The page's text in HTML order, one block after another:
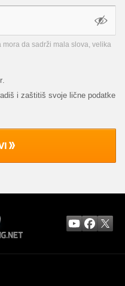
mora da sadrži mala slova, velika
.
i zaštitiš svoje lične podatke